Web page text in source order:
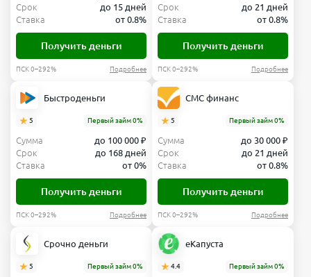
Срок
до 15 дней
Ставка
от 0.8%
Получить деньги
ПСК 0–292% Подробнее
Срок
до 21 дней
Ставка
от 0.8%
Получить деньги
ПСК 0–292% Подробнее
Быстроденьги
5 Первый займ 0%
Сумма
до 100 000 ₽
Срок
до 168 дней
Ставка
от 0%
Получить деньги
ПСК 0–292% Подробнее
СМС финанс
5 Первый займ 0%
Сумма
до 30 000 ₽
Срок
до 21 дней
Ставка
от 0.8%
Получить деньги
ПСК 0–292% Подробнее
Срочно деньги
5 Первый займ 0%
еКапуста
4.4 Первый займ 0%